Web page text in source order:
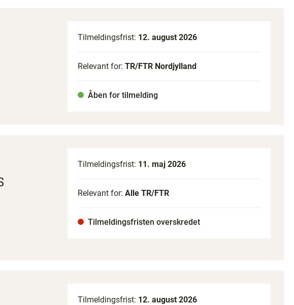
Tilmeldingsfrist: 12. august 2026
Relevant for: TR/FTR Nordjylland
Åben for tilmelding
Tilmeldingsfrist: 11. maj 2026
Relevant for: Alle TR/FTR
Tilmeldingsfristen overskredet
Tilmeldingsfrist: 12. august 2026